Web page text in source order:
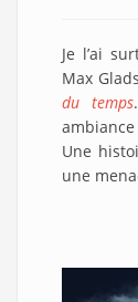
Je l’ai
Max
du temps
Une
une